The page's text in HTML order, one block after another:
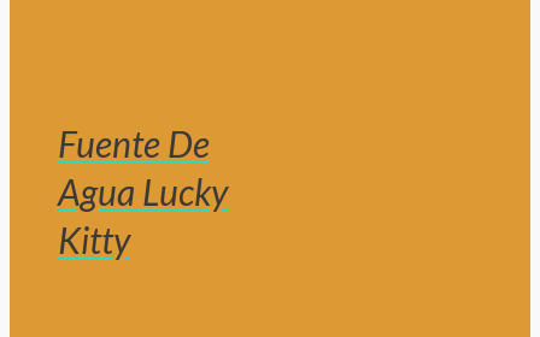
Fuente De
Agua Lucky
Kitty